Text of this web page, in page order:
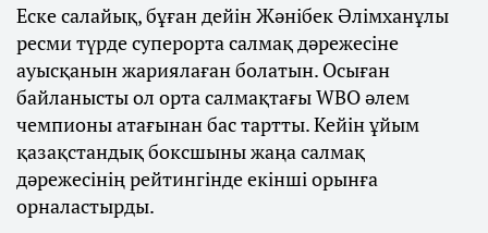
Еске салайық, бұған дейін Жәнібек Әлімханұлы
ресми түрде суперорта салмақ дәрежесіне
ауысқанын жариялаған болатын. Осыған
байланысты ол орта салмақтағы WBO әлем
чемпионы атағынан бас тартты. Кейін ұйым
қазақстандық боксшыны жаңа салмақ
дәрежесінің рейтингінде екінші орынға
орналастырды.